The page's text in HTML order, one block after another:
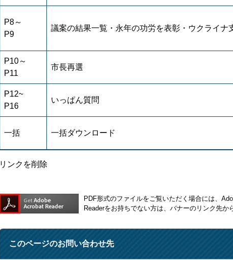
P8～
P9
議案の結果一覧・永年の功労を表彰・ウクライナ
P10～
P11
市長再選
P12~
P16
いっぱん質問
一括 一括ダウンロード
リンクを削除
PDF形式のファイルをご覧いただく場合には、
Readerをお持ちでない方は、バナーのリンク先か
このページのお問い合わせ先